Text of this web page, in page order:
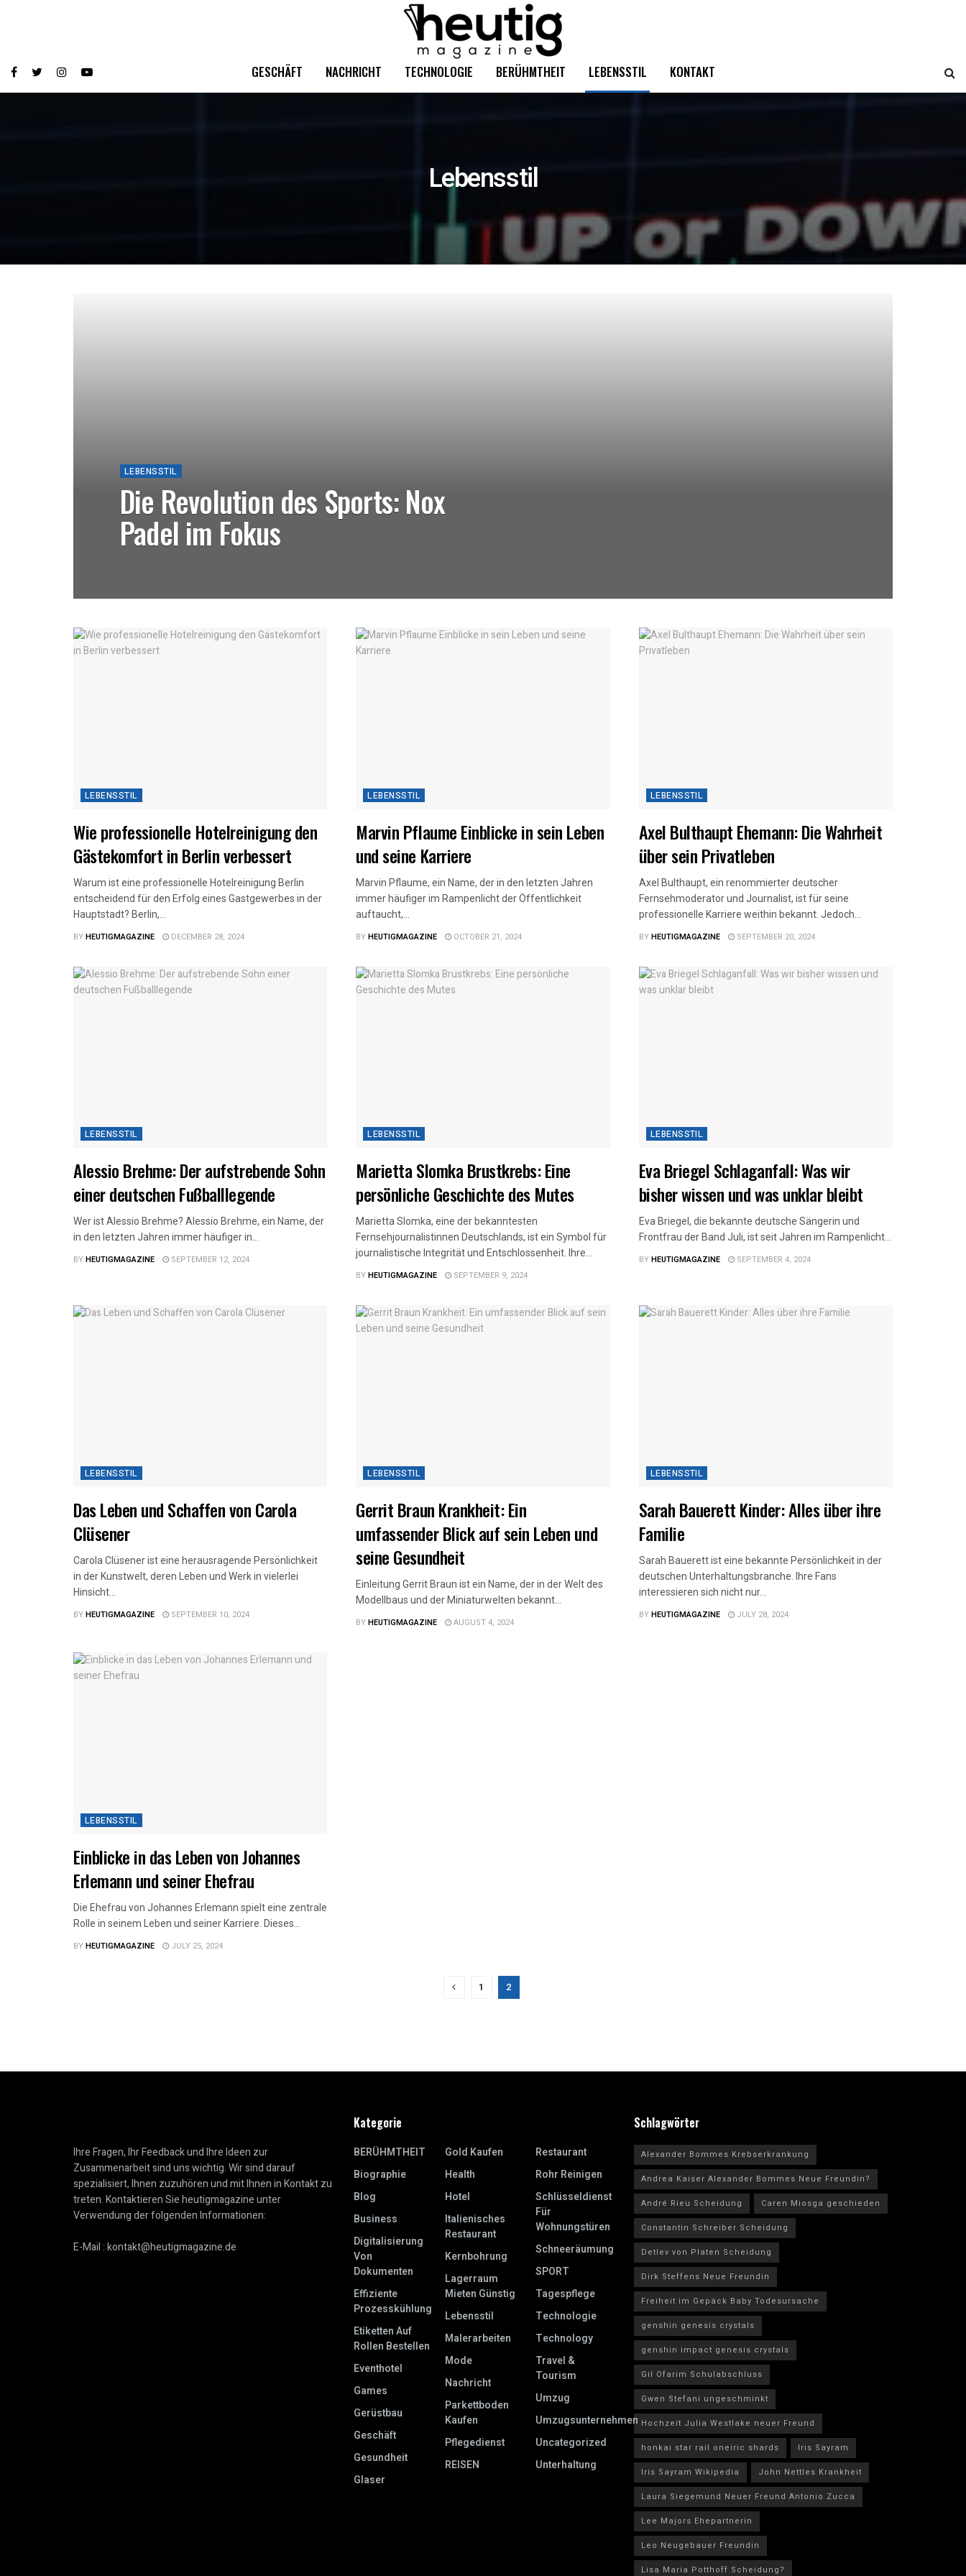
GESCHÄFT NACHRICHT TECHNOLOGIE BERÜHMTHEIT LEBENSSTIL KONTAKT
Lebensstil
LEBENSSTIL
Die Revolution des Sports: Nox
Padel im Fokus
LEBENSSTIL
Wie professionelle Hotelreinigung den
Gästekomfort in Berlin verbessert
Warum ist eine professionelle Hotelreinigung Berlin
entscheidend für den Erfolg eines Gastgewerbes in der
Hauptstadt? Berlin,...
BYHEUTIGMAGAZINE DECEMBER 28, 2024
LEBENSSTIL
Marvin Pflaume Einblicke in sein Leben
und seine Karriere
Marvin Pflaume, ein Name, der in den letzten Jahren
immer häufiger im Rampenlicht der Öffentlichkeit
auftaucht,...
BYHEUTIGMAGAZINE OCTOBER 21, 2024
LEBENSSTIL
Axel Bulthaupt Ehemann: Die Wahrheit
über sein Privatleben
Axel Bulthaupt, ein renommierter deutscher
Fernsehmoderator und Journalist, ist für seine
professionelle Karriere weithin bekannt. Jedoch...
BYHEUTIGMAGAZINE SEPTEMBER 20, 2024
LEBENSSTIL
Alessio Brehme: Der aufstrebende Sohn
einer deutschen Fußballlegende
Wer ist Alessio Brehme? Alessio Brehme, ein Name, der
in den letzten Jahren immer häufiger in...
BYHEUTIGMAGAZINE SEPTEMBER 12, 2024
LEBENSSTIL
Marietta Slomka Brustkrebs: Eine
persönliche Geschichte des Mutes
Marietta Slomka, eine der bekanntesten
Fernsehjournalistinnen Deutschlands, ist ein Symbol für
journalistische Integrität und Entschlossenheit. Ihre...
BYHEUTIGMAGAZINE SEPTEMBER 9, 2024
LEBENSSTIL
Eva Briegel Schlaganfall: Was wir
bisher wissen und was unklar bleibt
Eva Briegel, die bekannte deutsche Sängerin und
Frontfrau der Band Juli, ist seit Jahren im Rampenlicht...
BYHEUTIGMAGAZINE SEPTEMBER 4, 2024
LEBENSSTIL
Das Leben und Schaffen von Carola
Clüsener
Carola Clüsener ist eine herausragende Persönlichkeit
in der Kunstwelt, deren Leben und Werk in vielerlei
Hinsicht...
BYHEUTIGMAGAZINE SEPTEMBER 10, 2024
LEBENSSTIL
Gerrit Braun Krankheit: Ein
umfassender Blick auf sein Leben und
seine Gesundheit
Einleitung Gerrit Braun ist ein Name, der in der Welt des
Modellbaus und der Miniaturwelten bekannt...
BYHEUTIGMAGAZINE AUGUST 4, 2024
LEBENSSTIL
Sarah Bauerett Kinder: Alles über ihre
Familie
Sarah Bauerett ist eine bekannte Persönlichkeit in der
deutschen Unterhaltungsbranche. Ihre Fans
interessieren sich nicht nur...
BYHEUTIGMAGAZINE JULY 28, 2024
LEBENSSTIL
Einblicke in das Leben von Johannes
Erlemann und seiner Ehefrau
Die Ehefrau von Johannes Erlemann spielt eine zentrale
Rolle in seinem Leben und seiner Karriere. Dieses...
BYHEUTIGMAGAZINE JULY 25, 2024
1 2
Ihre Fragen, Ihr Feedback und Ihre Ideen zur
Zusammenarbeit sind uns wichtig. Wir sind darauf
spezialisiert, Ihnen zuzuhören und mit Ihnen in Kontakt zu
treten. Kontaktieren Sie heutigmagazine unter
Verwendung der folgenden Informationen:
E-Mail :kontakt@heutigmagazine.de
Kategorie
BERÜHMTHEIT
Biographie
Blog
Business
Digitalisierung
Von
Dokumenten
Effiziente
Prozesskühlung
Etiketten Auf
Rollen Bestellen
Eventhotel
Games
Gerüstbau
Geschäft
Gesundheit
Glaser
Gold Kaufen
Health
Hotel
Italienisches
Restaurant
Kernbohrung
Lagerraum
Mieten Günstig
Lebensstil
Malerarbeiten
Mode
Nachricht
Parkettboden
Kaufen
Pflegedienst
REISEN
Restaurant
Rohr Reinigen
Schlüsseldienst
Für
Wohnungstüren
Schneeräumung
SPORT
Tagespflege
Technologie
Technology
Travel &
Tourism
Umzug
Umzugsunternehmen
Uncategorized
Unterhaltung
Schlagwörter
Alexander Bommes Krebserkrankung
Andrea Kaiser Alexander Bommes Neue Freundin?
André Rieu Scheidung
Caren Miosga geschieden
Constantin Schreiber Scheidung
Detlev von Platen Scheidung
Dirk Steffens Neue Freundin
Freiheit im Gepäck Baby Todesursache
genshin genesis crystals
genshin impact genesis crystals
Gil Ofarim Schulabschluss
Gwen Stefani ungeschminkt
Hochzeit Julia Westlake neuer Freund
honkai star rail oneiric shards
Iris Sayram
Iris Sayram Wikipedia
John Nettles Krankheit
Laura Siegemund Neuer Freund Antonio Zucca
Lee Majors Ehepartnerin
Leo Neugebauer Freundin
Lisa Maria Potthoff Scheidung?